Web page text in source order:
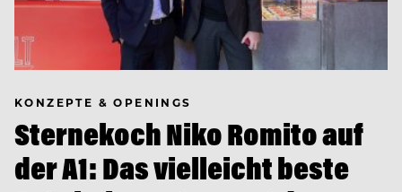
KONZEPTE & OPENINGS
Sternekoch Niko Romito auf
der A1: Das vielleicht beste